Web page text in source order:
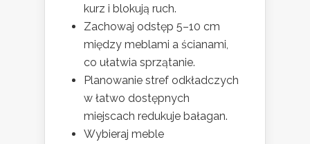
kurz i blokują ruch.
Zachowaj odstęp 5–10 cm
między meblami a ścianami,
co ułatwia sprzątanie.
Planowanie stref odkładczych
w łatwo dostępnych
miejscach redukuje bałagan.
Wybieraj meble